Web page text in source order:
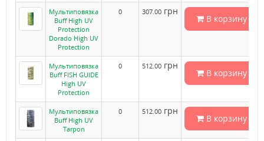
Мультиповязка
Buff High UV
Protection
Dorado High UV
Protection
0 307.00 грн
В корзину
Мультиповязка
Buff FISH GUIDE
High UV
Protection
0 512.00 грн
В корзину
Мультиповязка
Buff High UV
Tarpon
0 512.00 грн
В корзину